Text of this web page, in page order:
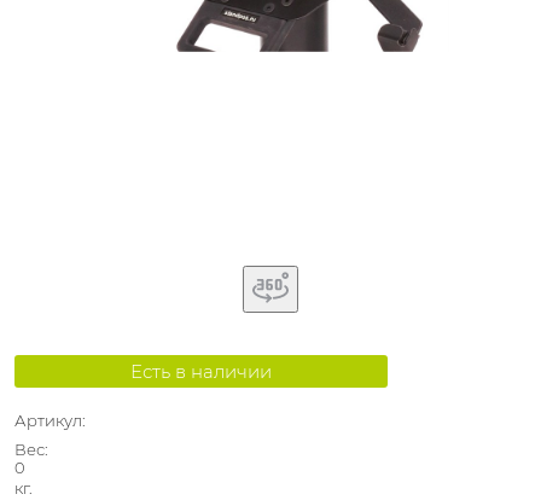
Есть в наличии
Артикул:
Вес:
0
кг.